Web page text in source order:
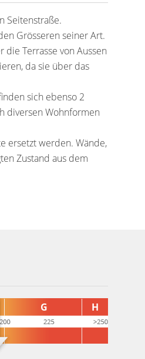
Seitenstraße.
Grösseren seiner Art.
Terrasse von Aussen
da sie über das
sich ebenso 2
diversen Wohnformen
ersetzt werden. Wände,
Zustand aus dem